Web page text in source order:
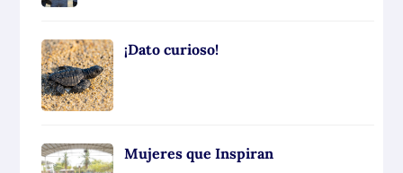
¡Dato curioso!
Mujeres que Inspiran